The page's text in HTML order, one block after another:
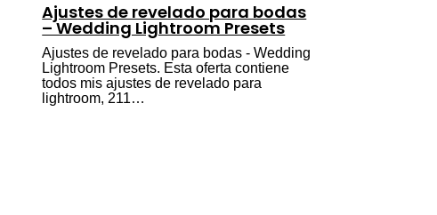
Ajustes de revelado para bodas
– Wedding Lightroom Presets
Ajustes de revelado para bodas - Wedding
Lightroom Presets. Esta oferta contiene
todos mis ajustes de revelado para
lightroom, 211…